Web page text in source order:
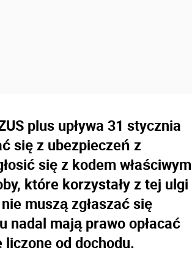
plus upływa 31 stycznia
się z ubezpieczeń z
się z kodem właściwym
które korzystały z tej ulgi
muszą zgłaszać się
nadal mają prawo opłacać
liczone od dochodu.